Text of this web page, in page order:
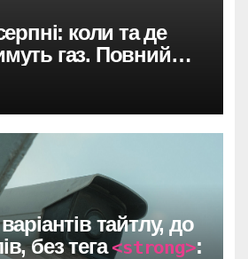
коли та де
газ. Повний
і термінів.
тайтлу, до
без тега<strong>: